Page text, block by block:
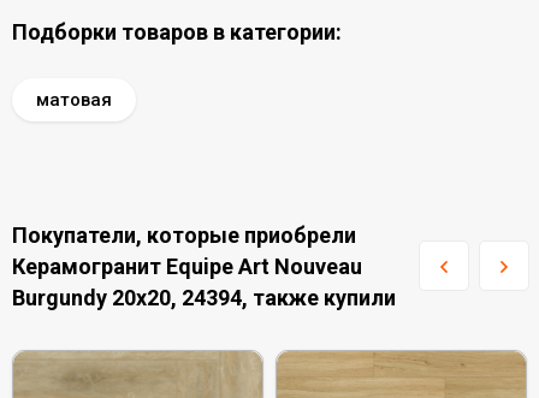
Подборки товаров в категории:
матовая
Покупатели, которые приобрели
Керамогранит Equipe Art Nouveau
Burgundy 20x20, 24394, также купили